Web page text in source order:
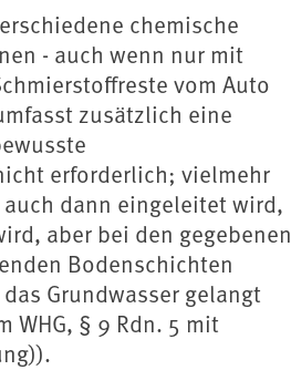
chemische
- auch wenn nur mit
vom Auto
zusätzlich eine
erforderlich; vielmehr
dann eingeleitet wird,
aber bei den gegebenen
Bodenschichten
Grundwasser gelangt
§ 9 Rdn. 5 mit